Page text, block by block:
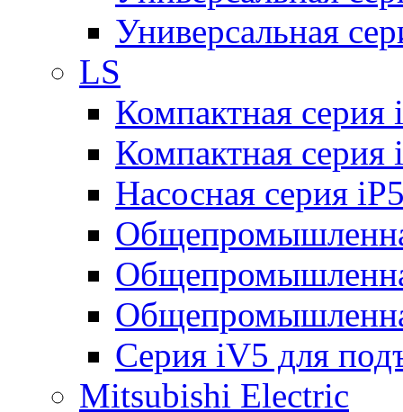
Универсальная
LS
Компактная серия
Компактная серия
Насосная серия
Серия iV5 для
Mitsubishi Electric